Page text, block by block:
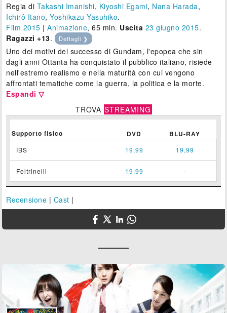
Regia di Takashi Imanishi, Kiyoshi Egami, Nana Harada,
Ichirô Itano,Yoshikazu Yasuhiko.
Film 2015 |Animazione, 65 min. Uscita 23 giugno 2015.
Ragazzi +13. Dettagli ❯
Uno dei motivi del successo di Gundam, l'epopea che sin
dagli anni Ottanta ha conquistato il pubblico italiano, risiede
nell'estremo realismo e nella maturità con cui vengono
affrontati tematiche come la guerra, la politica e la morte.
Espandi ▽
TROVA STREAMING
Supporto fisico DVD BLU-RAY
IBS 19,99 19,99
Feltrinelli 19,99 -
Recensione | Cast |
